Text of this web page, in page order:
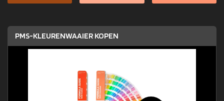
PMS-KLEURENWAAIER KOPEN